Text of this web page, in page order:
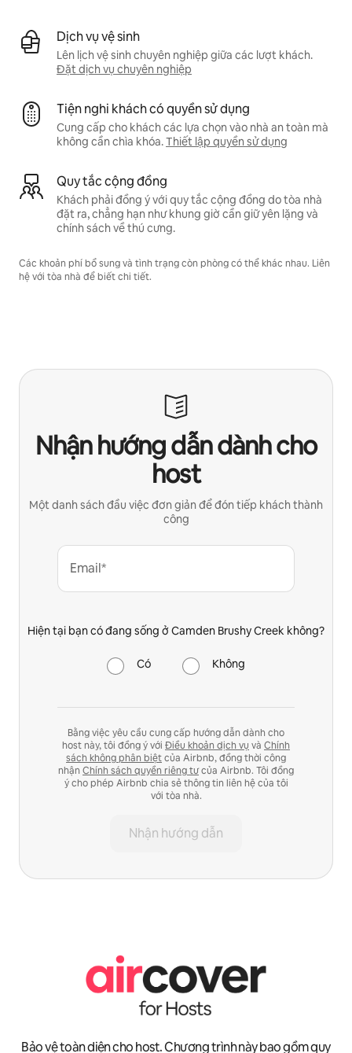
Dịch vụ vệ sinh
Lên lịch vệ sinh chuyên nghiệp giữa các lượt khách.
Đặt dịch vụ chuyên nghiệp
Tiện nghi khách có quyền sử dụng
Cung cấp cho khách các lựa chọn vào nhà an toàn mà
không cần chìa khóa.Thiết lập quyền sử dụng
Quy tắc cộng đồng
Khách phải đồng ý với quy tắc cộng đồng do tòa nhà
đặt ra, chẳng hạn như khung giờ cần giữ yên lặng và
chính sách về thú cưng.
Các khoản phí bổ sung và tình trạng còn phòng có thể khác nhau. Liên
hệ với tòa nhà để biết chi tiết.
Nhận hướng dẫn dành cho
host
Một danh sách đầu việc đơn giản để đón tiếp khách thành
công
Email*
Hiện tại bạn có đang sống ở Camden Brushy Creek không?
Có Không
Bằng việc yêu cầu cung cấp hướng dẫn dành cho
host này, tôi đồng ý với Điều khoản dịch vụ và Chính
sách không phân biệtcủa Airbnb, đồng thời công
nhận Chính sách quyền riêng tưcủa Airbnb. Tôi đồng
ý cho phép Airbnb chia sẻ thông tin liên hệ của tôi
với tòa nhà.
Nhận hướng dẫn
Bảo vệ toàn diện cho host. Chương trình này bao gồm quy